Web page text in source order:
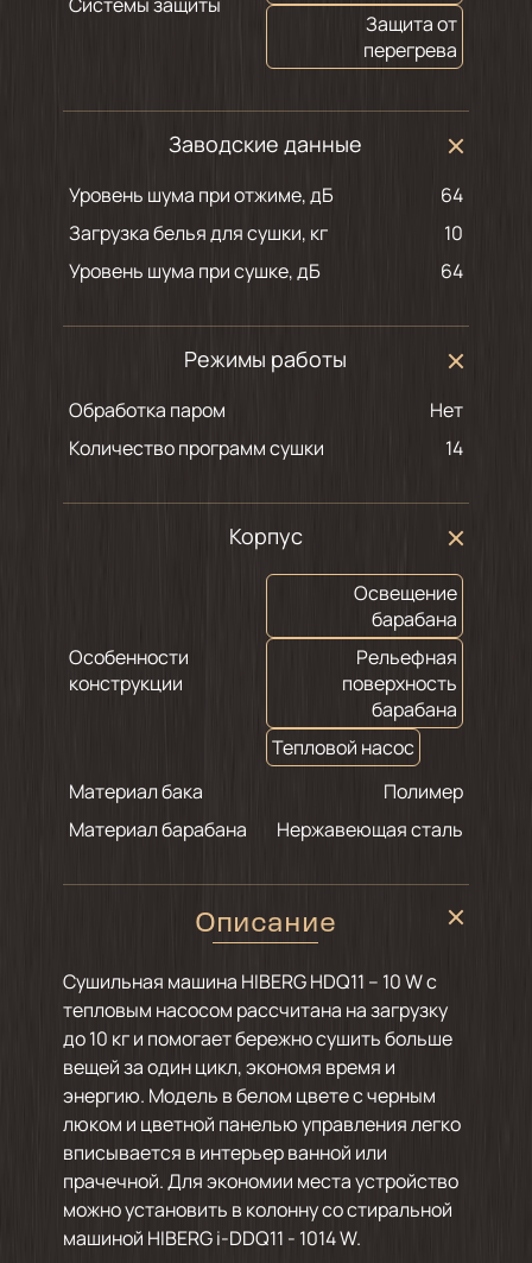
Защита от
перегрева
Заводские данные
Уровень шума при отжиме, дБ
64
Загрузка белья для сушки, кг
10
Уровень шума при сушке, дБ
64
Режимы работы
Обработка паром
Нет
Количество программ сушки
14
Корпус
Особенности
конструкции
Освещение
барабана
Рельефная
поверхность
барабана
Тепловой насос
Материал бака
Полимер
Материал барабана
Нержавеющая сталь
Описание
Сушильная машина HIBERG HDQ11 – 10 W с
тепловым насосом рассчитана на загрузку
до 10 кг и помогает бережно сушить больше
вещей за один цикл, экономя время и
энергию. Модель в белом цвете с черным
люком и цветной панелью управления легко
вписывается в интерьер ванной или
прачечной. Для экономии места устройство
можно установить в колонну со стиральной
машиной HIBERG i-DDQ11 - 1014 W.